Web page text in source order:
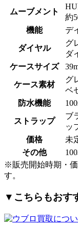
ムーブメント
約
機能
デ
ダイヤル
グ
ダ
ケースサイズ
ケース素材
グ
ベ
防水機能
ストラップ
ブ
ッ
価格
未
その他
※販売開始時期・
す。
▼こちらもおす